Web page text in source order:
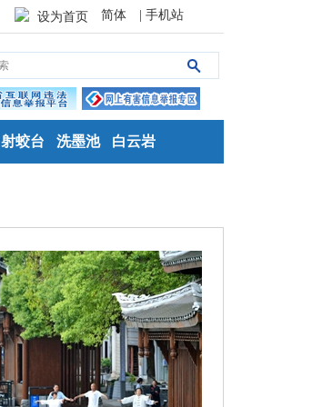
设为首页 简体 | 手机站
射蛟台 洗墨池 白云岩